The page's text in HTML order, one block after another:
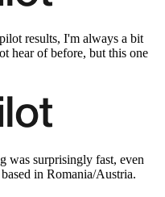
results, I'm always a bit
hear of before, but this one
was surprisingly fast, even
in Romania/Austria.